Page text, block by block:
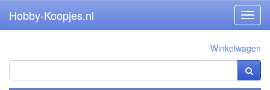
Hobby-Koopjes.nl
Winkelwagen